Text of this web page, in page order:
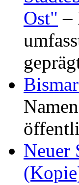
Ost" –
Neuer